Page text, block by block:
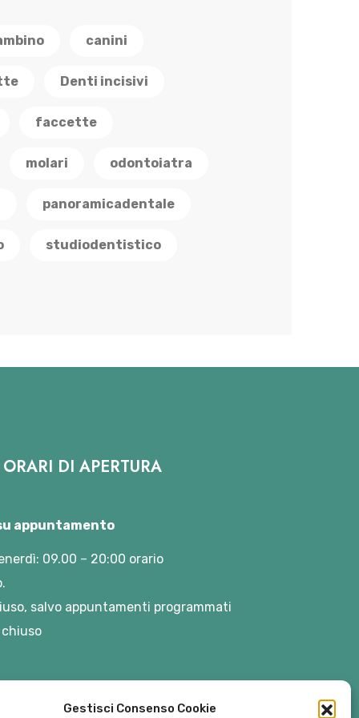
Gestisci Consenso Cookie
canini
Denti incisivi
faccette
molari odontoiatra
panoramicadentale
studiodentistico
ORARI DI APERTURA
appuntamento
09.00 – 20:00 orario
salvo appuntamenti programmati